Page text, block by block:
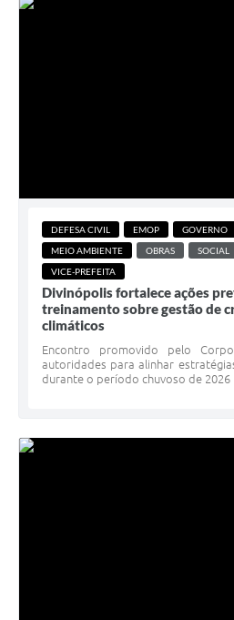
DEFESA CIVIL EMOP
GOVERNO
MEIO AMBIENTE
OBRAS SOCIAL
VICE-PREFEITA
Divinópolis fortalece ações
treinamento sobre gestão de
climáticos
Encontro promovido pelo
autoridades para alinhar
durante o período chuvoso de 2026